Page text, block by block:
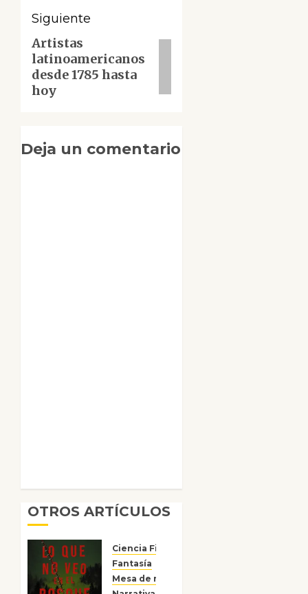
Siguiente
Siguiente
entrada:
Artistas
latinoamericanos
desde 1785 hasta
hoy
Deja un comentario
OTROS ARTÍCULOS
Ciencia Ficción
Fantasía
Mesa de novedades